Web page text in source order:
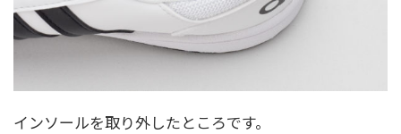
インソールを取り外したところです。